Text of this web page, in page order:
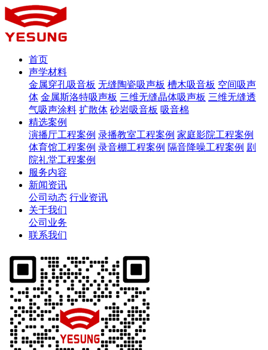
首页
声学材料
金属穿孔吸音板 无缝陶瓷吸声板 槽木吸音板 空间吸声
体 金属斯洛特吸声板 三维无缝晶体吸声板 三维无缝透
气吸声涂料 扩散体 砂岩吸音板 吸音棉
精选案例
演播厅工程案例 录播教室工程案例 家庭影院工程案例
体育馆工程案例 录音棚工程案例 隔音降噪工程案例 剧
院礼堂工程案例
服务内容
新闻资讯
公司动态 行业资讯
关于我们
公司业务
联系我们